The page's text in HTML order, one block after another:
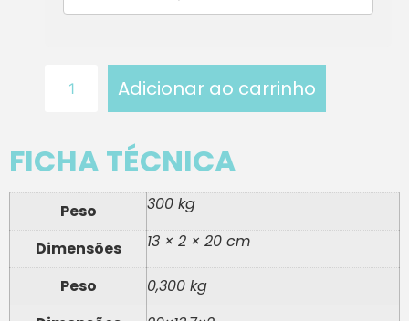
Adicionar ao carrinho
FICHA TÉCNICA
Peso 300 kg
Dimensões 13 × 2 × 20 cm
Peso
0,300 kg